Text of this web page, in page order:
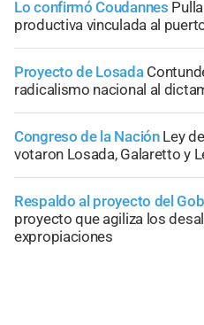
Lo confirmó Coudannes
productiva vinculada al
Proyecto de Losada
radicalismo nacional al
Congreso de la Nación Ley
votaron Losada, Galaretto y
Respaldo al proyecto del
proyecto que agiliza los
expropiaciones